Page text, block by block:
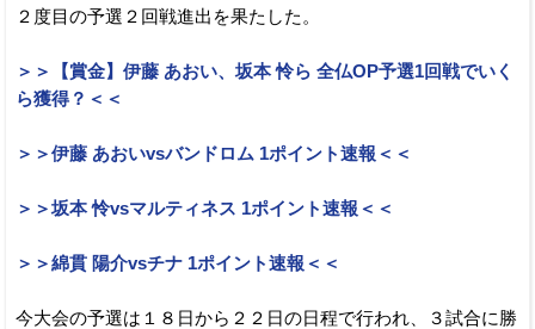
２度目の予選２回戦進出を果たした。
＞＞【賞金】伊藤 あおい、坂本 怜ら 全仏OP予選1回戦でいく
ら獲得？＜＜
＞＞伊藤 あおいvsバンドロム 1ポイント速報＜＜
＞＞坂本 怜vsマルティネス 1ポイント速報＜＜
＞＞綿貫 陽介vsチナ 1ポイント速報＜＜
今大会の予選は１８日から２２日の日程で行われ、３試合に勝